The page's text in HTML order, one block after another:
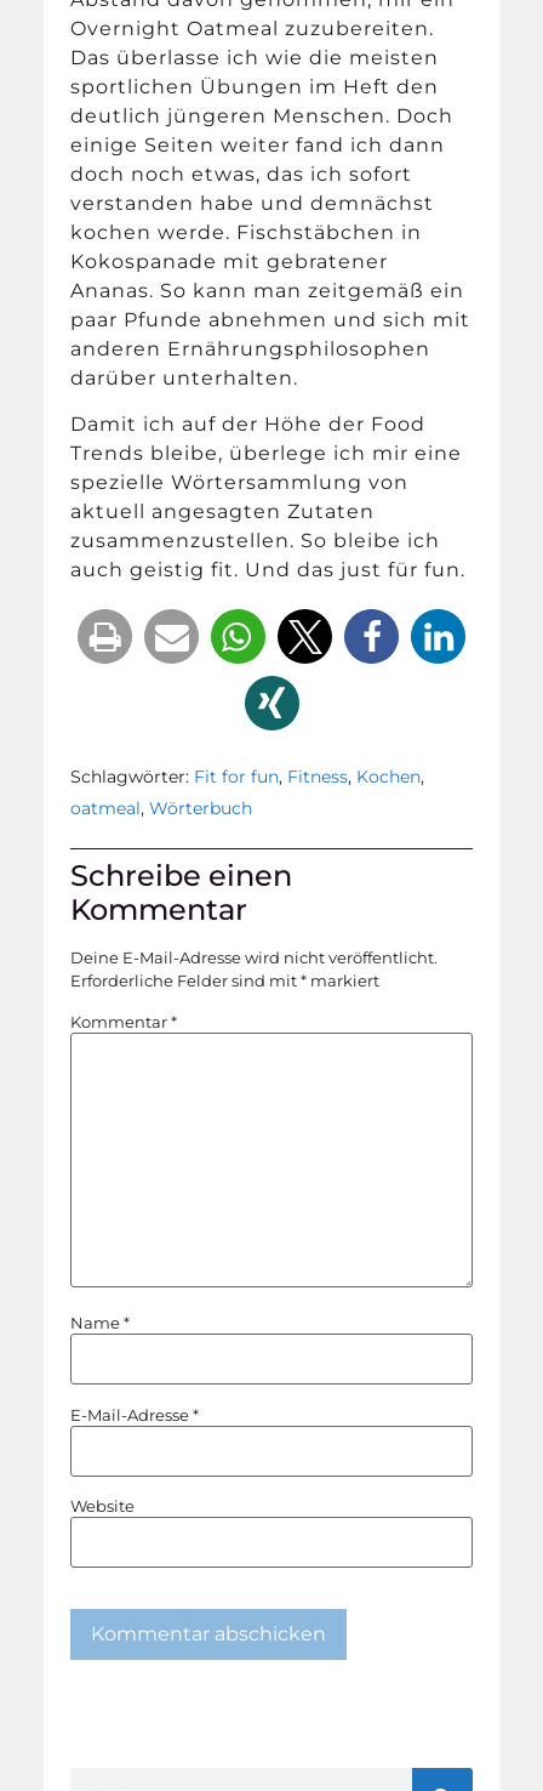
Overnight Oatmeal zuzubereiten.
Das überlasse ich wie die meisten
sportlichen Übungen im Heft den
deutlich jüngeren Menschen. Doch
einige Seiten weiter fand ich dann
doch noch etwas, das ich sofort
verstanden habe und demnächst
kochen werde. Fischstäbchen in
Kokospanade mit gebratener
Ananas. So kann man zeitgemäß ein
paar Pfunde abnehmen und sich mit
anderen Ernährungsphilosophen
darüber unterhalten.
Damit ich auf der Höhe der Food
Trends bleibe, überlege ich mir eine
spezielle Wörtersammlung von
aktuell angesagten Zutaten
zusammenzustellen. So bleibe ich
auch geistig fit. Und das just für fun.
Schlagwörter: Fit for fun, Fitness, Kochen,
oatmeal,Wörterbuch
Schreibe einen
Kommentar
Deine E-Mail-Adresse wird nicht veröffentlicht.
Erforderliche Felder sind mit* markiert
Kommentar*
Name*
E-Mail-Adresse*
Website